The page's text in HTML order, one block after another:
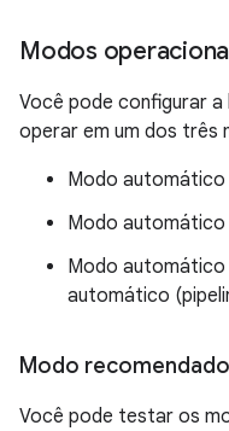
Modos
Você pode configurar
operar em um dos três
Modo automático
Modo automático
Modo automático
automático
Modo recomendado
Você pode testar os